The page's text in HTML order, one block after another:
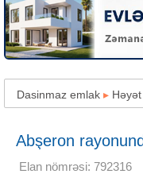
Dasinmaz emlak ▸
Abşeron
110 m²
Elan nömrəsi: 792316